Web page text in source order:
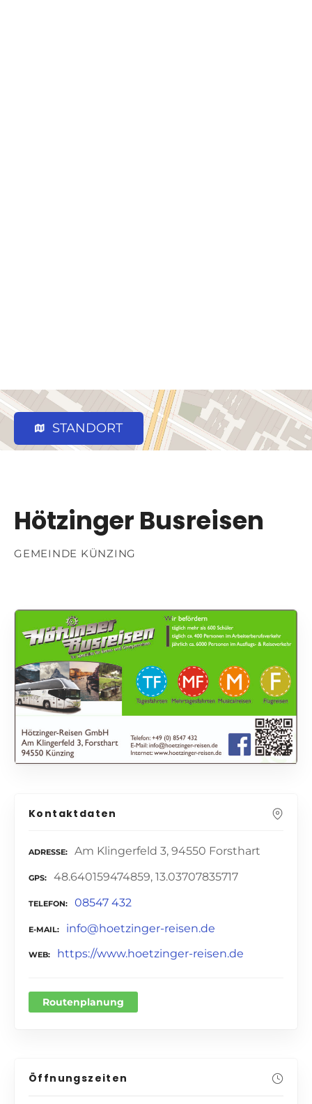
STANDORT
Hötzinger Busreisen
GEMEINDE KÜNZING
Kontaktdaten
ADRESSE Am Klingerfeld 3, 94550 Forsthart
GPS 48.640159474859, 13.03707835717
TELEFON 08547 432
E-MAIL info@hoetzinger-reisen.de
WEB https://www.hoetzinger-reisen.de
Routenplanung
Öffnungszeiten